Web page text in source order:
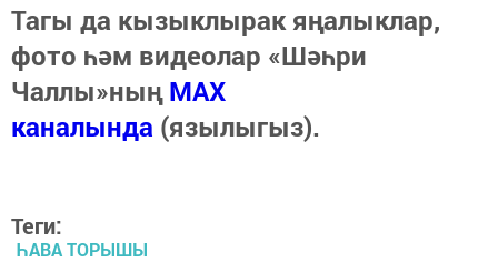
Тагы да кызыклырак яңалыклар,
фото һәм видеолар «Шәһри
Чаллы»ныңMAX
каналында (язылыгыз).
Теги:
ҺАВА ТОРЫШЫ